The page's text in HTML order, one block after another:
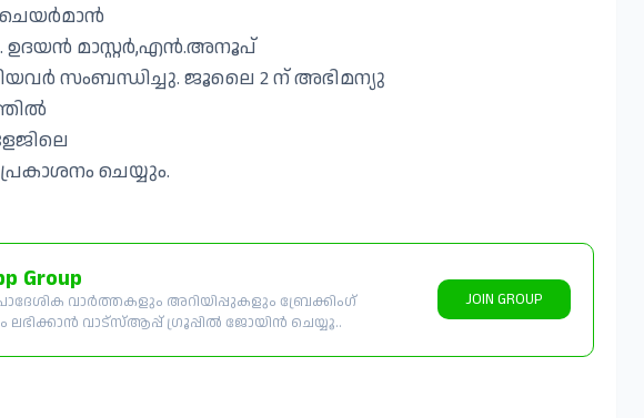
ഉദയൻ മാസ്റ്റർ,എൻ.അനൂപ്
സംബന്ധിച്ചു. ജൂലൈ 2 ന് അഭിമന്യു
ചെയ്യും.
Group
വാർത്തകളും അറിയിപ്പുകളും ബ്രേക്കിംഗ്
വാട്സ്ആപ്പ് ഗ്രൂപ്പിൽ ജോയിൻ ചെയ്യൂ..
JOIN GROUP